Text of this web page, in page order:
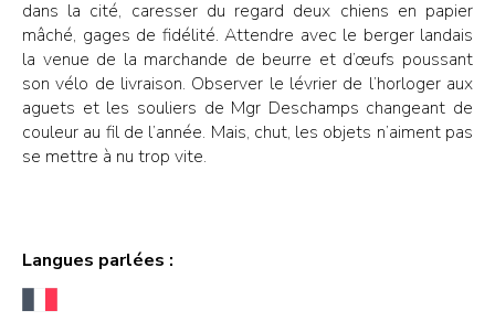
dans la cité, caresser du regard deux chiens en papier
mâché, gages de fidélité. Attendre avec le berger landais
la venue de la marchande de beurre et d’œufs poussant
son vélo de livraison. Observer le lévrier de l’horloger aux
aguets et les souliers de Mgr Deschamps changeant de
couleur au fil de l’année. Mais, chut, les objets n’aiment pas
se mettre à nu trop vite.
Langues parlées :